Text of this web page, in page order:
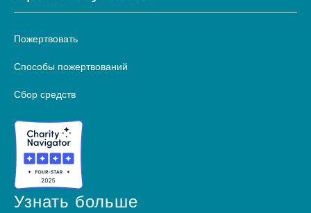
Пожертвовать
Способы пожертвований
Сбор средств
Узнать больше